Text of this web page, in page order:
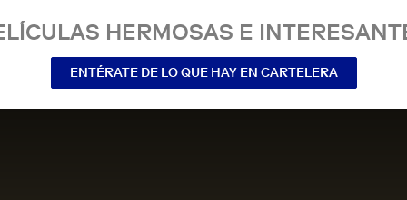
HERMOSAS E
ENTÉRATE DE LO QUE HAY EN CARTELERA